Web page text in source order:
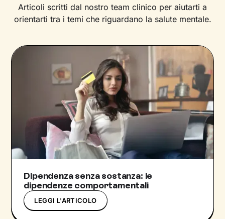
Articoli scritti dal nostro team clinico per aiutarti a
orientarti tra i temi che riguardano la salute mentale.
Dipendenza senza sostanza: le
dipendenze comportamentali
LEGGI L'ARTICOLO